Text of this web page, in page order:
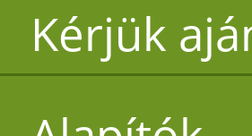
Kérjük